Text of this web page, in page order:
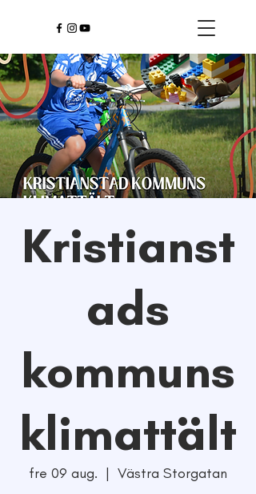
Kristianst
ads
kommuns
klimattält
fre 09 aug.
  |
Västra Storgatan